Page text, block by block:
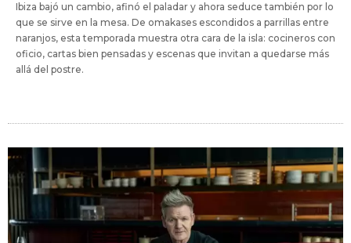
Ibiza bajó un cambio, afinó el paladar y ahora seduce también por lo
que se sirve en la mesa. De omakases escondidos a parrillas entre
naranjos, esta temporada muestra otra cara de la isla: cocineros con
oficio, cartas bien pensadas y escenas que invitan a quedarse más
allá del postre.